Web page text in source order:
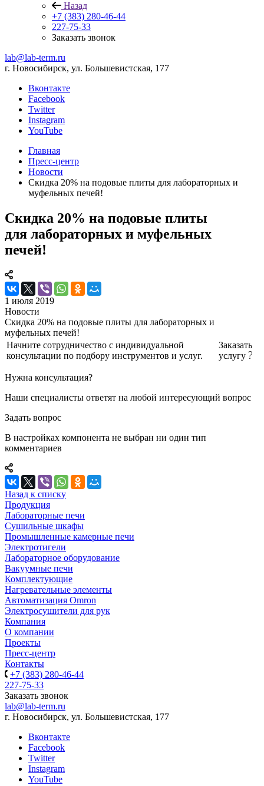
Назад
+7 (383) 280-46-44
227-75-33
Заказать звонок
lab@lab-term.ru
г. Новосибирск, ул. Большевистская, 177
Вконтакте
Facebook
Twitter
Instagram
YouTube
Главная
Пресс-центр
Новости
Скидка 20% на подовые плиты для лабораторных и
муфельных печей!
Скидка 20% на подовые плиты
для лабораторных и муфельных
печей!
1 июля 2019
Новости
Скидка 20% на подовые плиты для лабораторных и
муфельных печей!
Начните сотрудничество с индивидуальной
консультации по подбору инструментов и услуг.
Заказать
услугу
Нужна консультация?
Наши специалисты ответят на любой интересующий вопрос
Задать вопрос
В настройках компонента не выбран ни один тип
комментариев
Назад к списку
Продукция
Лабораторные печи
Сушильные шкафы
Промышленные камерные печи
Электротигели
Лабораторное оборудование
Вакуумные печи
Комплектующие
Нагревательные элементы
Автоматизация Omron
Электросушители для рук
Компания
О компании
Проекты
Пресс-центр
Контакты
+7 (383) 280-46-44
227-75-33
Заказать звонок
lab@lab-term.ru
г. Новосибирск, ул. Большевистская, 177
Вконтакте
Facebook
Twitter
Instagram
YouTube